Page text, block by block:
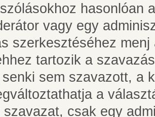
hasonlóan
vagy egy
szerkesztéséhez
tartozik a
senki sem szavazott, a
a
szavazat, csak egy